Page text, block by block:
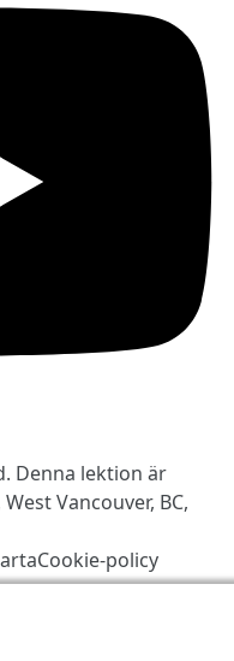
Denna lektion är
Vancouver, BC,
Cookie-policy